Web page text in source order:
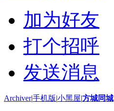
加为好友
打个招呼
发送消息
Archiver|手机版|小黑屋|方城同城